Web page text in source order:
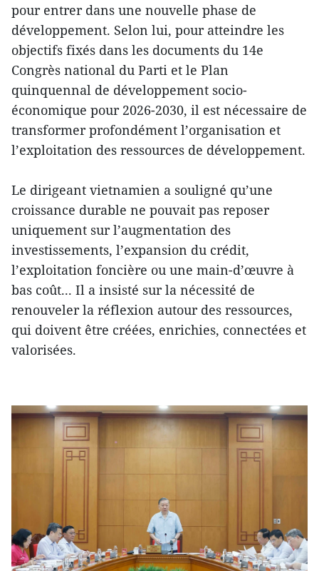
pour entrer dans une nouvelle phase de
développement. Selon lui, pour atteindre les
objectifs fixés dans les documents du 14e
Congrès national du Parti et le Plan
quinquennal de développement socio-
économique pour 2026-2030, il est nécessaire de
transformer profondément l’organisation et
l’exploitation des ressources de développement.
Le dirigeant vietnamien a souligné qu’une
croissance durable ne pouvait pas reposer
uniquement sur l’augmentation des
investissements, l’expansion du crédit,
l’exploitation foncière ou une main-d’œuvre à
bas coût... Il a insisté sur la nécessité de
renouveler la réflexion autour des ressources,
qui doivent être créées, enrichies, connectées et
valorisées.